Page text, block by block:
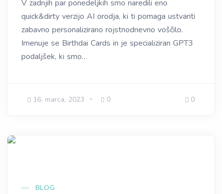
V zadnjih par ponedeljkih smo naredili eno
quick&dirty verzijo AI orodja, ki ti pomaga ustvariti
zabavno personalizirano rojstnodnevno voščilo.
Imenuje se Birthdai Cards in je specializiran GPT3
podaljšek, ki smo…
16. marca, 2023 0 0
BLOG